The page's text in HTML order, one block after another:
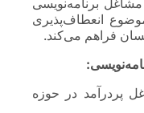
برنامه‌نویسی
انعطاف‌پذیری
فراهم می‌کند.
پردرآمد در حوزه